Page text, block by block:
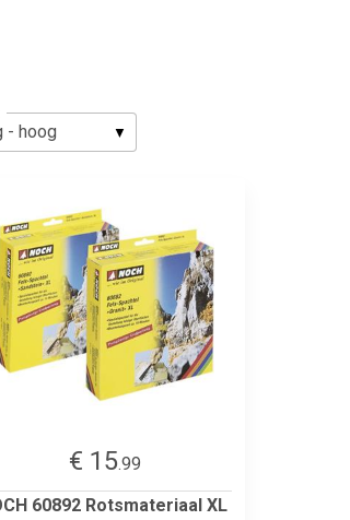
€ 15.99
60892 Rotsmateriaal XL